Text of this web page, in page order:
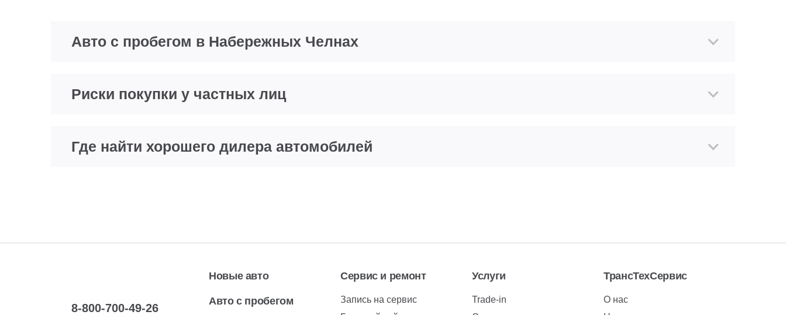
Авто с пробегом в Набережных Челнах
Риски покупки у частных лиц
Где найти хорошего дилера автомобилей
8-800-700-49-26
Новые авто
Авто с пробегом
Сервис и ремонт
Запись на сервис
Услуги
Trade-in
ТрансТехСервис
О нас